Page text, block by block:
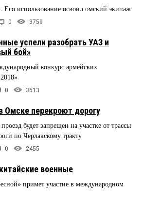
использование освоил омский экипаж
0 3759
успели разобрать УАЗ и
бой»
конкурс армейских
0 3613
Омске перекроют дорогу
будет запрещен на участке от трассы
по Черлакскому тракту
0 2455
военные
примет участие в международном